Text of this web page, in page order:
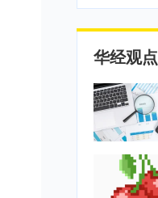
华经观点